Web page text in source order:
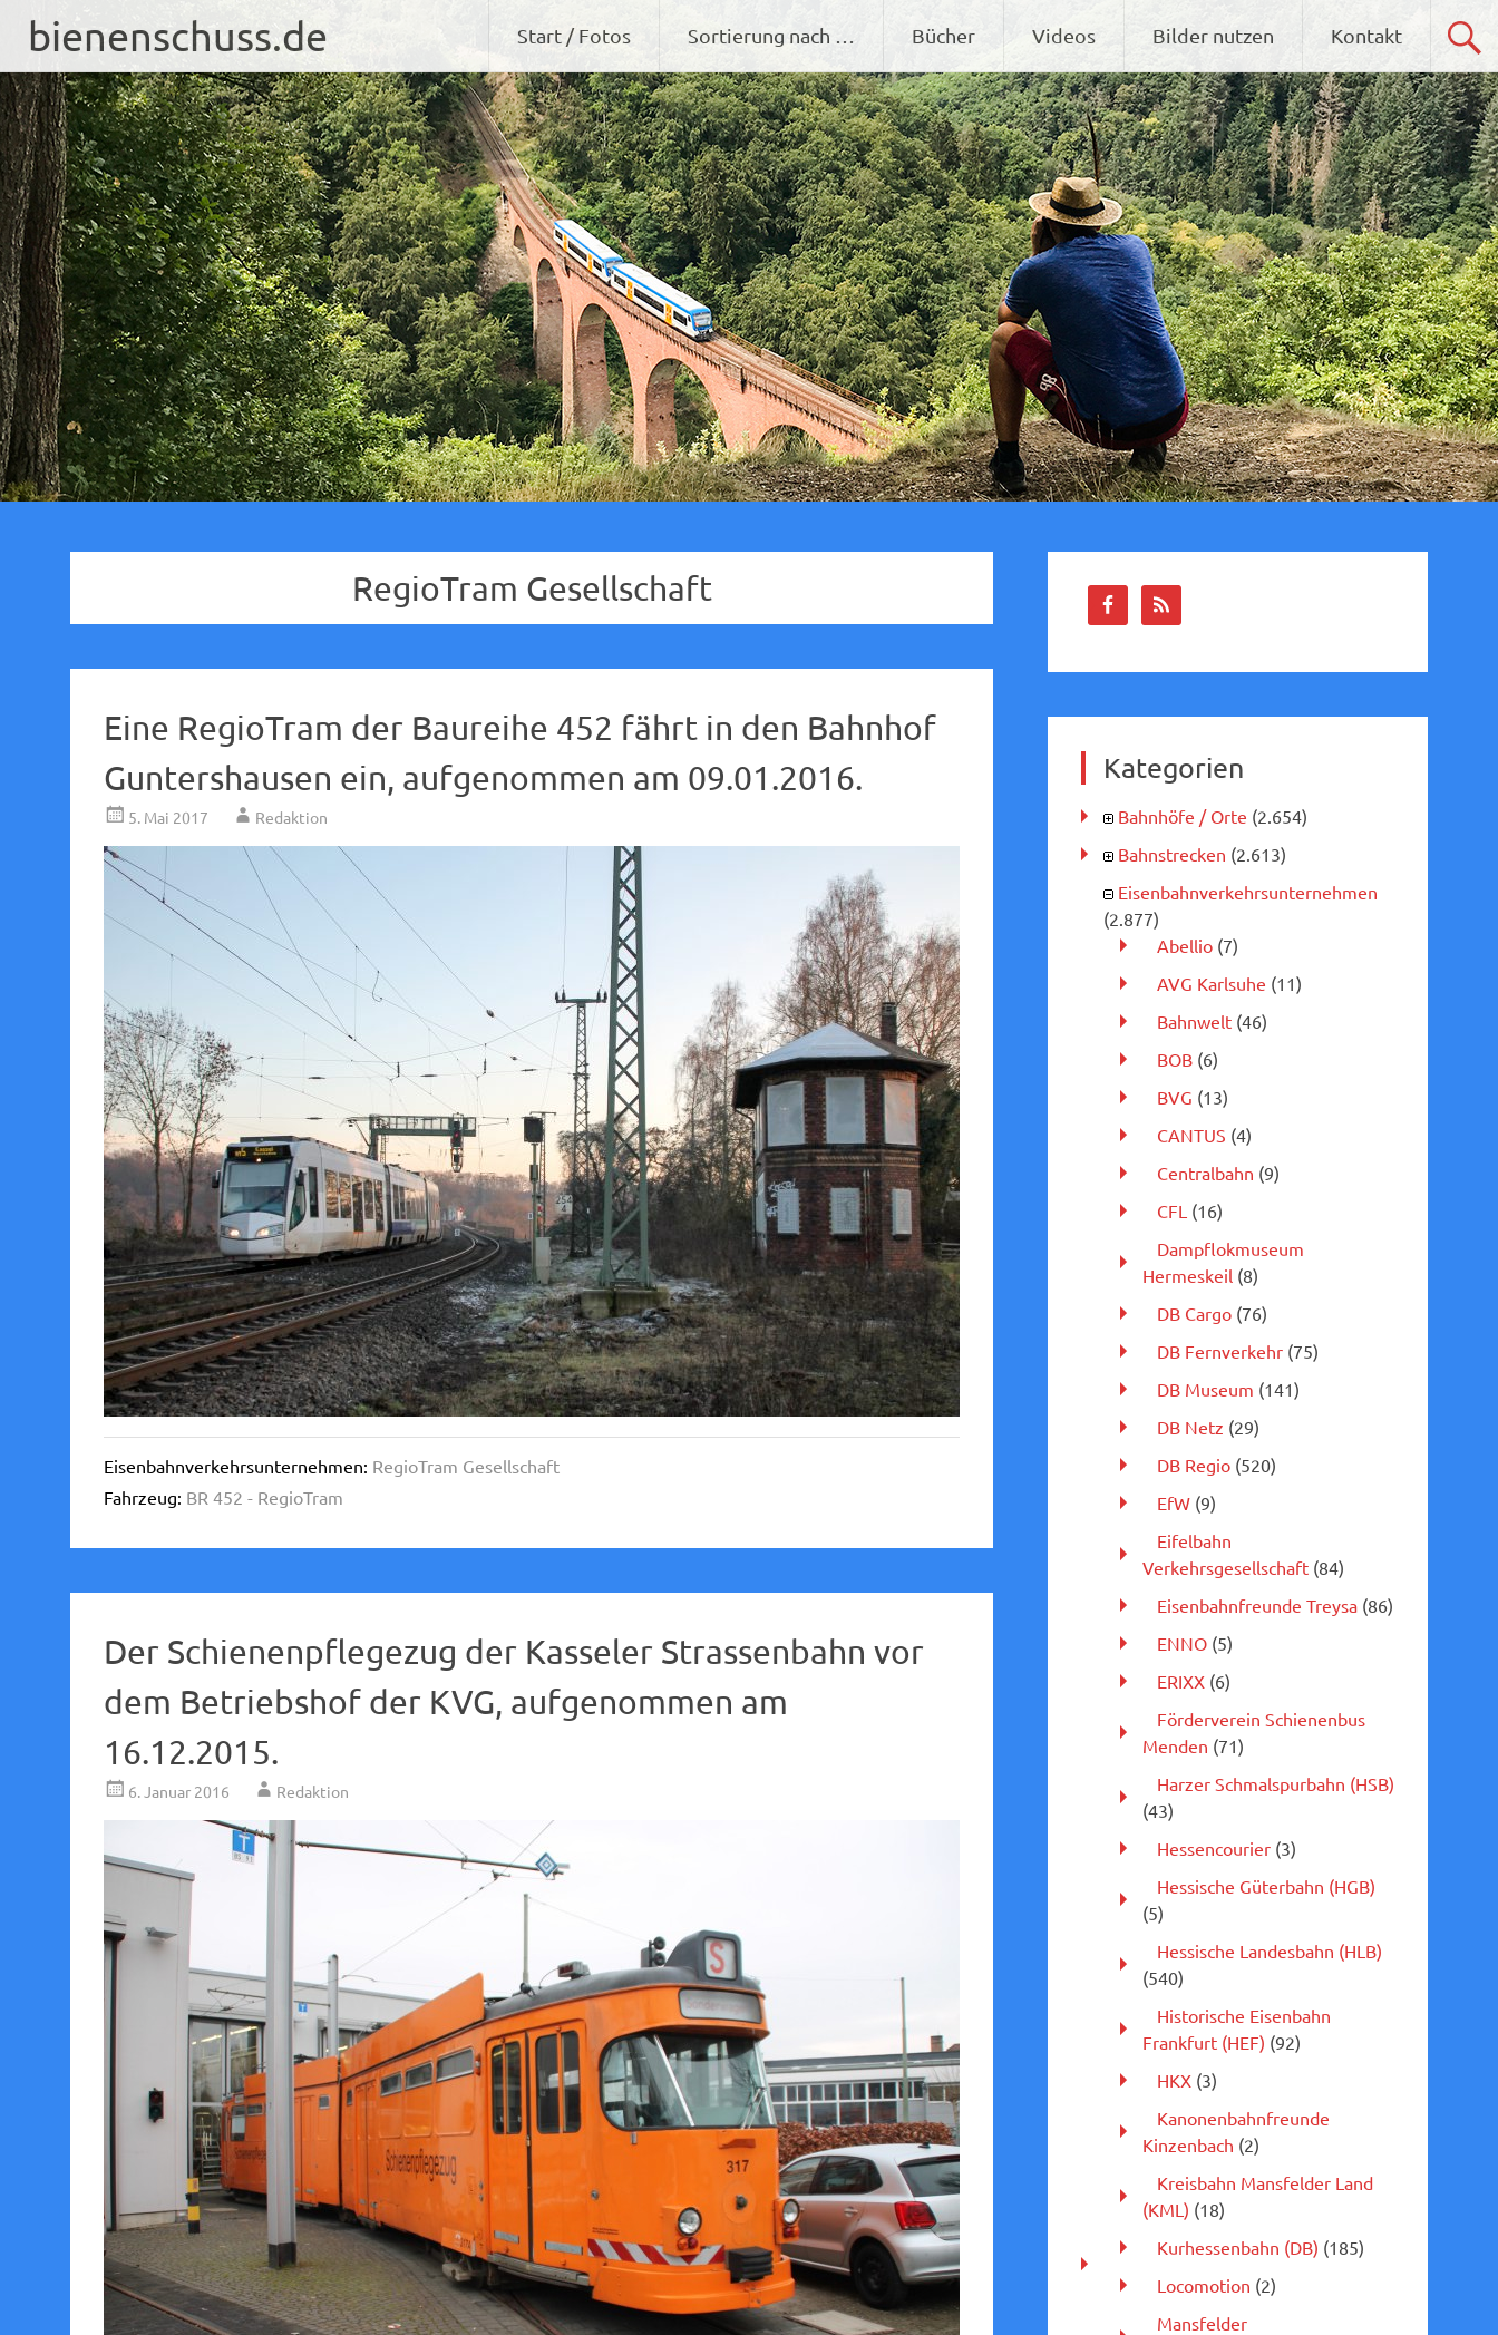
bienenschuss.de
Inhalt
springen
Start / Fotos Sortierung nach … Bücher Videos Bilder nutzen Kontakt
RegioTram Gesellschaft
Eine RegioTram der Baureihe 452 fährt in den Bahnhof
Guntershausen ein, aufgenommen am 09.01.2016.
5. Mai 2017 Redaktion
Eisenbahnverkehrsunternehmen: RegioTram Gesellschaft
Fahrzeug: BR 452 - RegioTram
Der Schienenpflegezug der Kasseler Strassenbahn vor
dem Betriebshof der KVG, aufgenommen am
16.12.2015.
6. Januar 2016 Redaktion
Kategorien
Bahnhöfe / Orte (2.654)
Bahnstrecken (2.613)
Eisenbahnverkehrsunternehmen
(2.877)
Abellio(7)
AVG Karlsuhe (11)
Bahnwelt(46)
BOB(6)
BVG (13)
CANTUS (4)
Centralbahn (9)
CFL (16)
Dampflokmuseum
Hermeskeil(8)
DB Cargo(76)
DB Fernverkehr(75)
DB Museum (141)
DB Netz (29)
DB Regio(520)
EfW(9)
Eifelbahn
Verkehrsgesellschaft(84)
Eisenbahnfreunde Treysa(86)
ENNO(5)
ERIXX(6)
Förderverein Schienenbus
Menden (71)
Harzer Schmalspurbahn (HSB)
(43)
Hessencourier(3)
Hessische Güterbahn (HGB)
(5)
Hessische Landesbahn (HLB)
(540)
Historische Eisenbahn
Frankfurt (HEF) (92)
HKX(3)
Kanonenbahnfreunde
Kinzenbach (2)
Kreisbahn Mansfelder Land
(KML) (18)
Kurhessenbahn (DB) (185)
Locomotion (2)
Mansfelder